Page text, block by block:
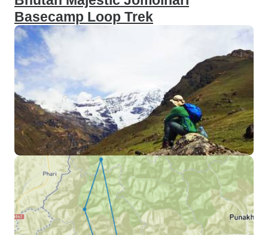
Basecamp Loop Trek